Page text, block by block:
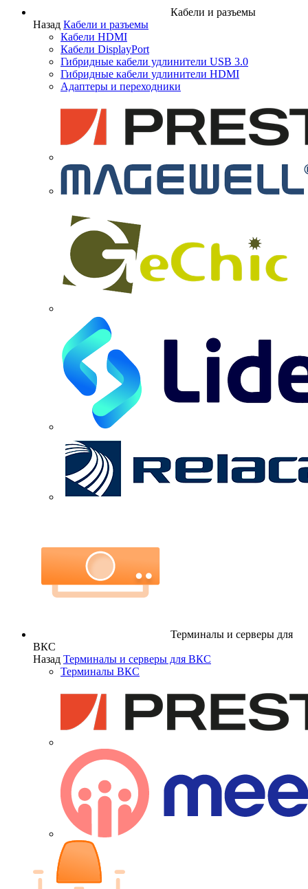
Кабели и разъемы
Назад Кабели и разъемы
Кабели HDMI
Кабели DisplayPort
Гибридные кабели удлинители USB 3.0
Гибридные кабели удлинители HDMI
Адаптеры и переходники
Терминалы и серверы для
ВКС
Назад Терминалы и серверы для ВКС
Терминалы ВКС